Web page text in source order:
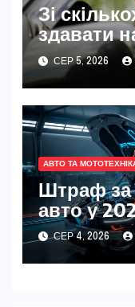
Зі
здавати
СЕР 5, 2026
АВТО ТА
Штраф за
авто у
правила
СЕР 4, 2026